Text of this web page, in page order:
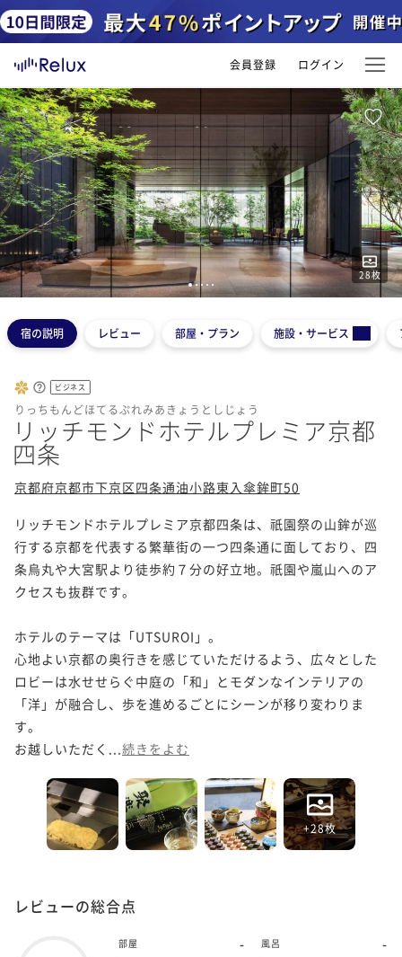
会員登録 ログイン
28枚
12 345
宿の説明 レビュー 部屋・プラン 施設・サービス
ビジネス
りっちもんどほてるぷれみあきょうとしじょう
リッチモンドホテルプレミア京都
四条
京都府京都市下京区四条通油小路東入傘鉾町50
リッチモンドホテルプレミア京都四条は、祇園祭の山鉾が巡
行する京都を代表する繁華街の一つ四条通に面しており、四
条烏丸や大宮駅より徒歩約７分の好立地。祇園や嵐山へのア
クセスも抜群です。
ホテルのテーマは「UTSUROI」。
心地よい京都の奥行きを感じていただけるよう、広々とした
ロビーは水せせらぐ中庭の「和」とモダンなインテリアの
「洋」が融合し、歩を進めるごとにシーンが移り変わりま
す。
お越しいただく... 続きをよむ
+28枚
レビューの総合点
部屋 - 風呂 -